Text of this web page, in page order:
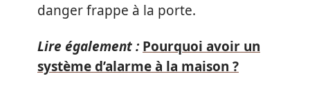
danger frappe à la porte.
Lire également : Pourquoi avoir un
système d’alarme à la maison ?